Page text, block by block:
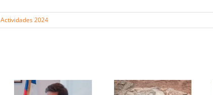
Actividades 2024